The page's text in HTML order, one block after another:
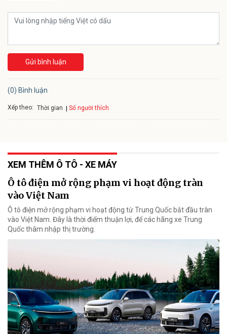
Gửi bình luận
(0) Bình luận
Xếp theo: Thời gian Số người thích
XEM THÊM Ô TÔ - XE MÁY
Ô tô điện mở rộng phạm vi hoạt động tràn
vào Việt Nam
Ô tô điện mở rộng phạm vi hoạt động từ Trung Quốc bắt đầu tràn
vào Việt Nam. Đây là thời điểm thuận lợi, để các hãng xe Trung
Quốc thâm nhập thị trường.